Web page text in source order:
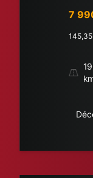
7
145,35